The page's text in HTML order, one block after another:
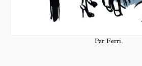
Par Ferri.